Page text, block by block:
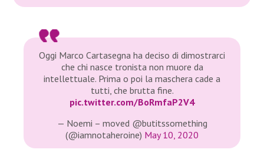
Oggi Marco Cartasegna ha deciso di dimostrarci
che chi nasce tronista non muore da
intellettuale. Prima o poi la maschera cade a
tutti, che brutta fine.
pic.twitter.com/BoRmfaP2V4
— Noemi – moved @butitssomething
(@iamnotaheroine) May 10, 2020